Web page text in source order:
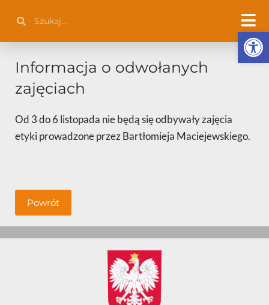
treści
Informacja o odwołanych
zajęciach
Od 3 do 6 listopada nie będą się odbywały zajęcia
etyki prowadzone przez Bartłomieja Maciejewskiego.
Powrót